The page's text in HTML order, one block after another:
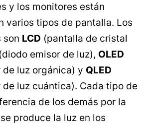
y los monitores están
varios tipos de pantalla. Los
son LCD (pantalla de cristal
(diodo emisor de luz), OLED
de luz orgánica) y QLED
de luz cuántica). Cada tipo de
de los demás por la
produce la luz en los